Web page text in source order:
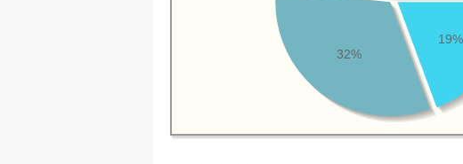
19%
32%